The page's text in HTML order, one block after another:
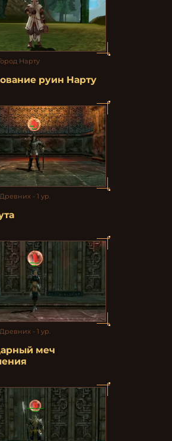
Нарту
руин Нарту
- 1 ур.
- 1 ур.
меч